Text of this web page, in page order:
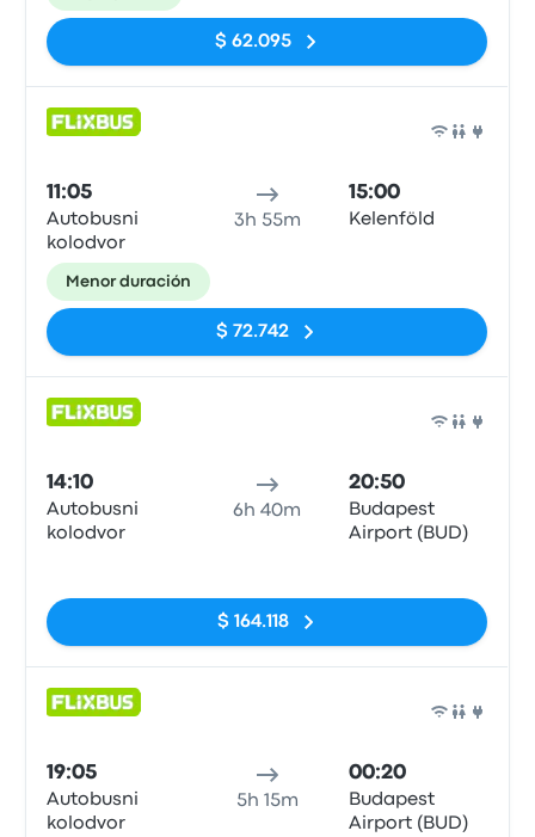
$ 62.095
11:05
Autobusni
kolodvor
3h 55m
15:00
Kelenföld
Menor duración
$ 72.742
14:10
Autobusni
kolodvor
6h 40m
20:50
Budapest
Airport (BUD)
$ 164.118
19:05
Autobusni
kolodvor
5h 15m
00:20
Budapest
Airport (BUD)